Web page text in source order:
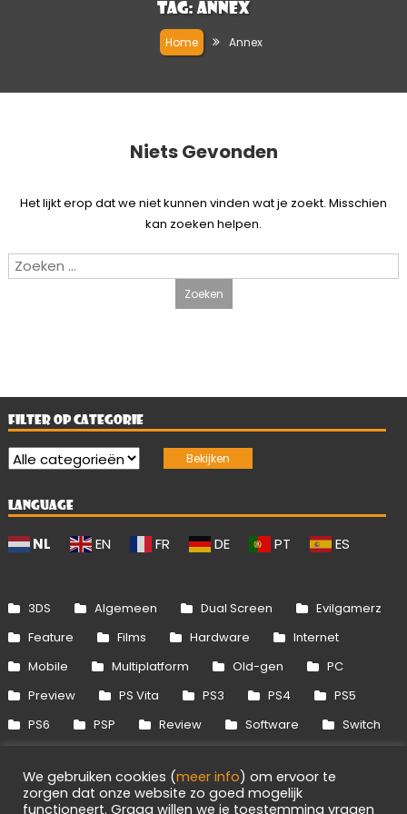
Tag: Annex
Home Annex
Niets Gevonden
Het lijkt erop dat we niet kunnen vinden wat je zoekt. Misschien
kan zoeken helpen.
Zoeken
FILTER OP CATEGORIE
LANGUAGE
NL EN FR DE PT ES
3DS Algemeen Dual Screen
Evilgamerz
Feature
Films Hardware
Internet
Mobile
Multiplatform Old-gen
PC
Preview
PS Vita PS3 PS4
PS5
PS6
PSP Review Software
Switch
Xbox 360
Xbox One Xbox Series
We gebruiken cookies (meer info) om ervoor te
zorgen dat onze website zo goed mogelijk
functioneert. Graag willen we je toestemming vragen